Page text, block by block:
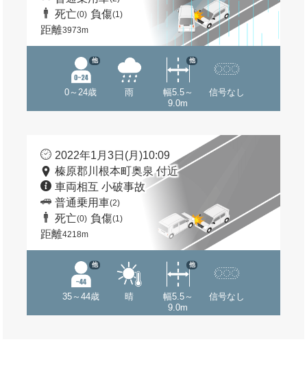
死亡(0) 負傷(1)
距離3973m
0～24歳
他
雨
幅5.5～
9.0m
他
信号なし
2022年1月3日(月)10:09
榛原郡川根本町奥泉 付近
車両相互 小破事故
普通乗用車(2)
死亡(0) 負傷(1)
距離4218m
35～44歳
他
晴
幅5.5～
9.0m
他
信号なし